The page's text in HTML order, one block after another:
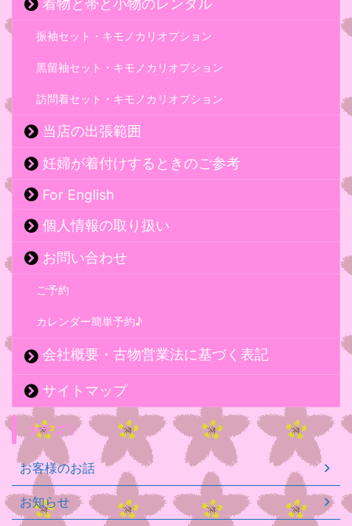
着物と帯と小物のレンタル
振袖セット・キモノカリオプション
黒留袖セット・キモノカリオプション
訪問着セット・キモノカリオプション
当店の出張範囲
妊婦が着付けするときのご参考
For English
個人情報の取り扱い
お問い合わせ
ご予約
カレンダー簡単予約♪
会社概要・古物営業法に基づく表記
サイトマップ
カテゴリ
お客様のお話
お知らせ